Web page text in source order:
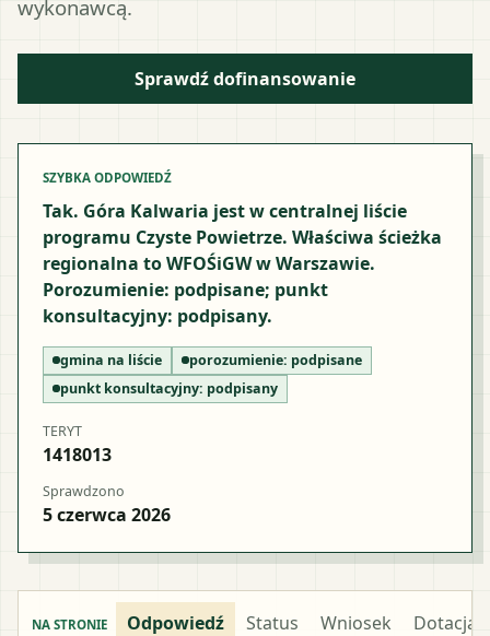
wykonawcą.
Sprawdź dofinansowanie
SZYBKA ODPOWIEDŹ
Tak. Góra Kalwaria jest w centralnej liście
programu Czyste Powietrze. Właściwa ścieżka
regionalna to WFOŚiGW w Warszawie.
Porozumienie: podpisane; punkt
konsultacyjny: podpisany.
gmina na liście porozumienie: podpisane
punkt konsultacyjny: podpisany
TERYT
1418013
Sprawdzono
5 czerwca 2026
NA STRONIE Odpowiedź Status Wniosek Dotacja